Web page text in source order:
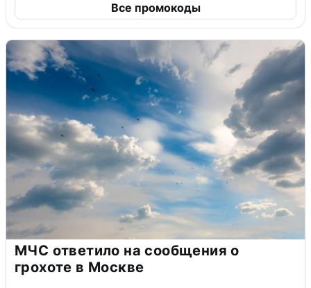
Все промокоды
МЧС ответило на сообщения о
грохоте в Москве